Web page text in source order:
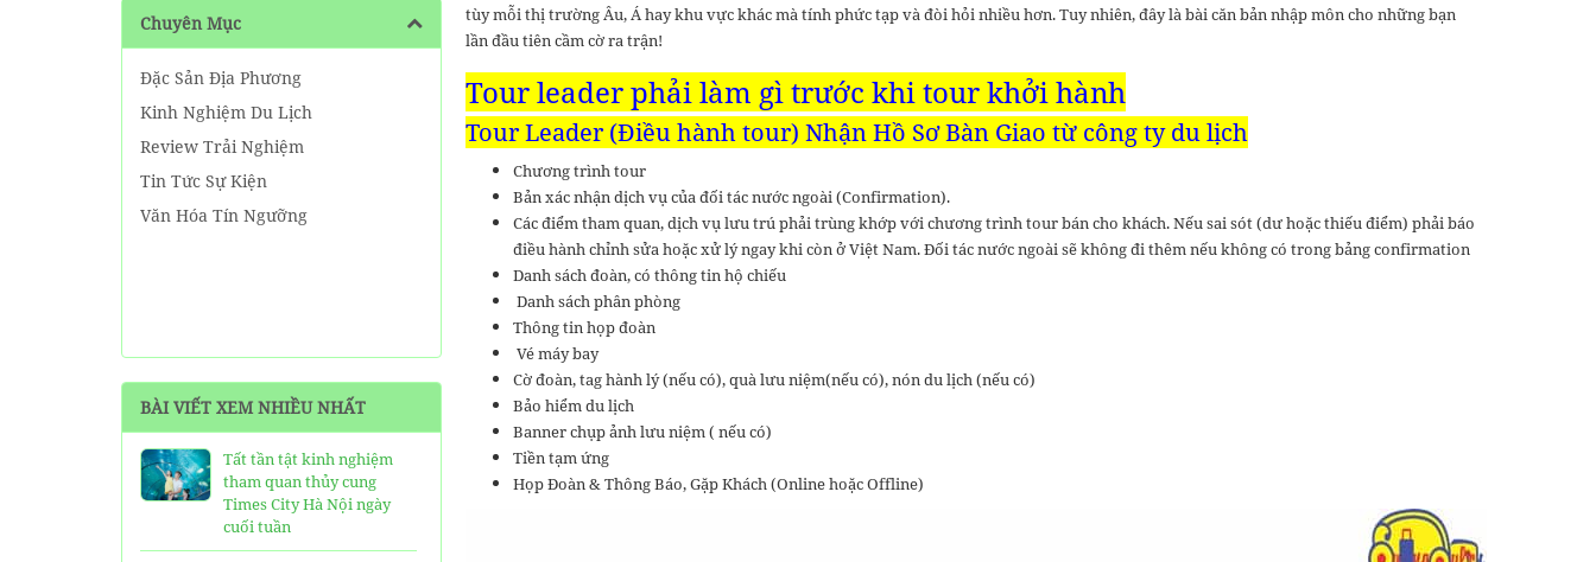
Chuyên Mục
Đặc Sản Địa Phương
Kinh Nghiệm Du Lịch
Review Trải Nghiệm
Tin Tức Sự Kiện
Văn Hóa Tín Ngưỡng
BÀI VIẾT XEM NHIỀU NHẤT
Tất tần tật kinh nghiệm
tham quan thủy cung
Times City Hà Nội ngày
cuối tuần
tùy mỗi thị trường Âu, Á hay khu vực khác mà tính phức tạp và đòi hỏi nhiều hơn. Tuy nhiên, đây là bài căn bản nhập môn cho những bạn
lần đầu tiên cầm cờ ra trận!
Tour leader phải làm gì trước khi tour khởi hành
Tour Leader (Điều hành tour) Nhận Hồ Sơ Bàn Giao từ công ty du lịch
Chương trình tour
Bản xác nhận dịch vụ của đối tác nước ngoài (Confirmation).
Các điểm tham quan, dịch vụ lưu trú phải trùng khớp với chương trình tour bán cho khách. Nếu sai sót (dư hoặc thiếu điểm) phải báo
điều hành chỉnh sửa hoặc xử lý ngay khi còn ở Việt Nam. Đối tác nước ngoài sẽ không đi thêm nếu không có trong bảng confirmation
Danh sách đoàn, có thông tin hộ chiếu
Danh sách phân phòng
Thông tin họp đoàn
Vé máy bay
Cờ đoàn, tag hành lý (nếu có), quà lưu niệm(nếu có), nón du lịch (nếu có)
Bảo hiểm du lịch
Banner chụp ảnh lưu niệm ( nếu có)
Tiền tạm ứng
Họp Đoàn & Thông Báo, Gặp Khách (Online hoặc Offline)